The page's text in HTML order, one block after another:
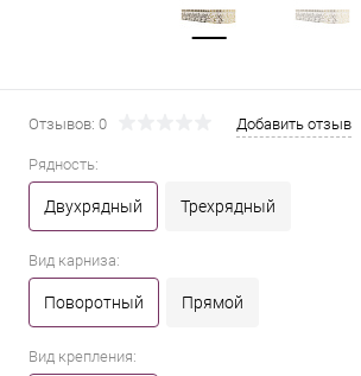
Отзывов: 0 Добавить отзыв
Рядность:
Двухрядный Трехрядный
Вид карниза:
Поворотный Прямой
Вид крепления: